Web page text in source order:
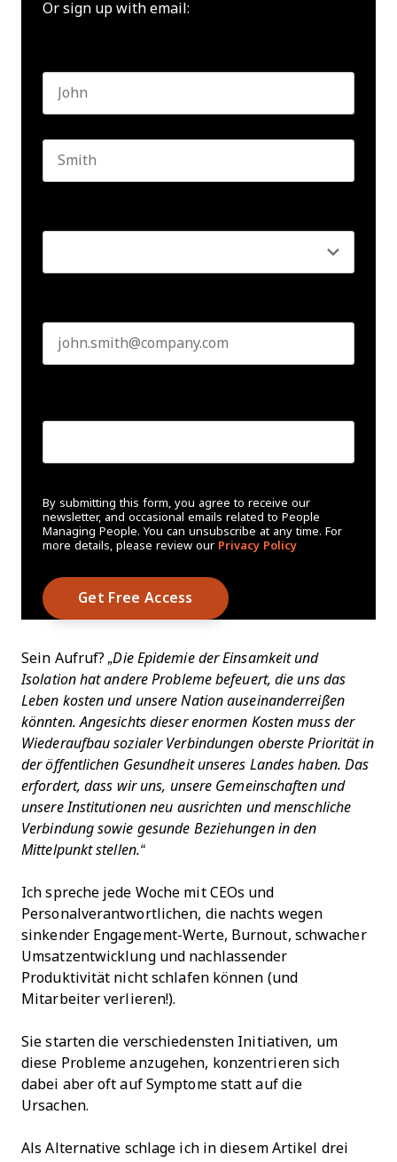
Or sign up with email:
By submitting this form, you agree to receive our
newsletter, and occasional emails related to People
Managing People. You can unsubscribe at any time. For
more details, please review our Privacy Policy
Sein Aufruf?„Die Epidemie der Einsamkeit und
Isolation hat andere Probleme befeuert, die uns das
Leben kosten und unsere Nation auseinanderreißen
könnten. Angesichts dieser enormen Kosten muss der
Wiederaufbau sozialer Verbindungen oberste Priorität in
der öffentlichen Gesundheit unseres Landes haben. Das
erfordert, dass wir uns, unsere Gemeinschaften und
unsere Institutionen neu ausrichten und menschliche
Verbindung sowie gesunde Beziehungen in den
Mittelpunkt stellen.“
Ich spreche jede Woche mit CEOs und
Personalverantwortlichen, die nachts wegen
sinkender Engagement-Werte, Burnout, schwacher
Umsatzentwicklung und nachlassender
Produktivität nicht schlafen können (und
Mitarbeiter verlieren!).
Sie starten die verschiedensten Initiativen, um
diese Probleme anzugehen, konzentrieren sich
dabei aber oft auf Symptome statt auf die
Ursachen.
Als Alternative schlage ich in diesem Artikel drei